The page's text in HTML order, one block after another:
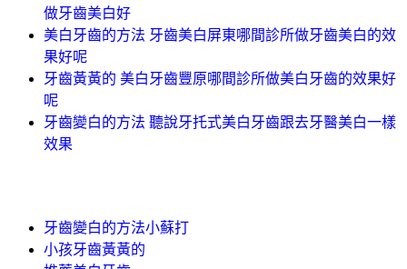
做牙齒美白好
美白牙齒的方法 牙齒美白屏東哪間診所做牙齒美白的效
果好呢
牙齒黃黃的 美白牙齒豐原哪間診所做美白牙齒的效果好
呢
牙齒變白的方法 聽說牙托式美白牙齒跟去牙醫美白一樣
效果
牙齒變白的方法小蘇打
小孩牙齒黃黃的